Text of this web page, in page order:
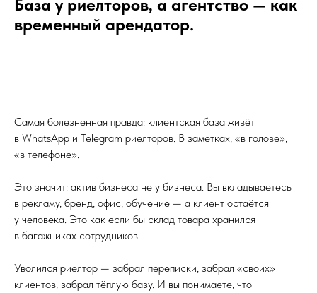
База у риелторов, а агентство — как
временный арендатор.
Самая болезненная правда: клиентская база живёт
в WhatsApp и Telegram риелторов. В заметках, «в голове»,
«в телефоне».
Это значит: актив бизнеса не у бизнеса. Вы вкладываетесь
в рекламу, бренд, офис, обучение — а клиент остаётся
у человека. Это как если бы склад товара хранился
в багажниках сотрудников.
Уволился риелтор — забрал переписки, забрал «своих»
клиентов, забрал тёплую базу. И вы понимаете, что